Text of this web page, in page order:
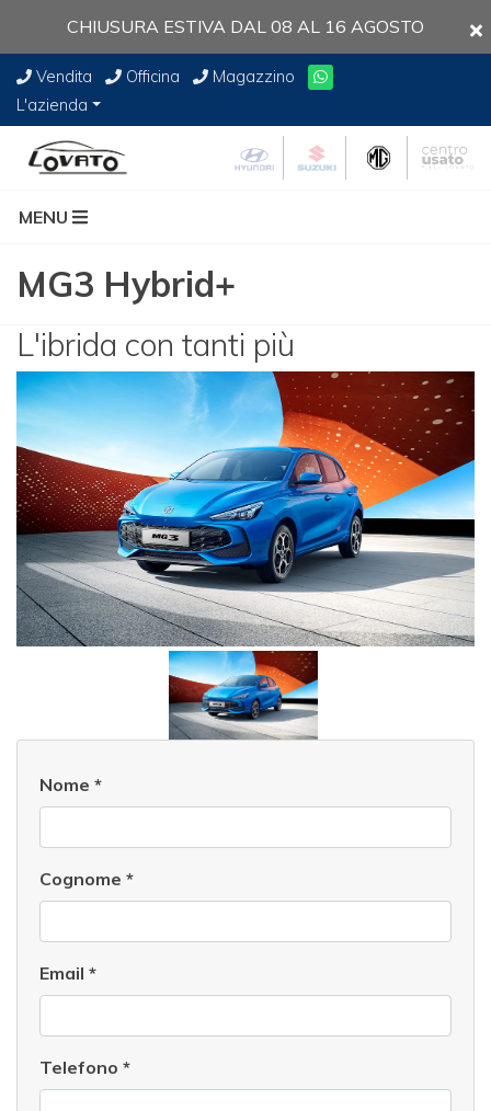
CHIUSURA ESTIVA DAL 08 AL 16 AGOSTO
Vendita Officina
Magazzino
L'azienda
MENU
MG3 Hybrid+
L'ibrida con tanti più
Nome *
Cognome *
Email *
Telefono *